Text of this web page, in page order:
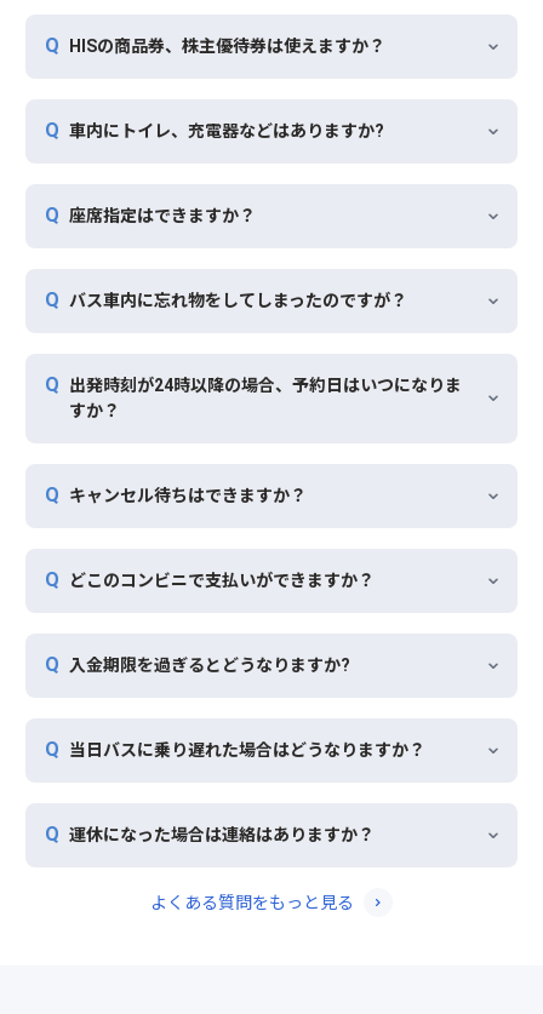
HISの商品券、株主優待券は使えますか？
車内にトイレ、充電器などはありますか?
座席指定はできますか？
バス車内に忘れ物をしてしまったのですが？
出発時刻が24時以降の場合、予約日はいつになりま
すか？
キャンセル待ちはできますか？
どこのコンビニで支払いができますか？
入金期限を過ぎるとどうなりますか?
当日バスに乗り遅れた場合はどうなりますか？
運休になった場合は連絡はありますか？
よくある質問をもっと見る